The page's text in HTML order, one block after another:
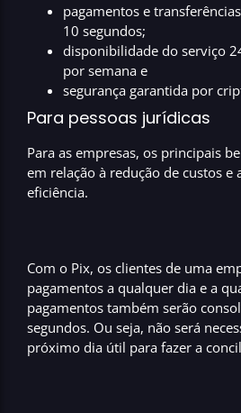
pagamentos e
10 segundos;
disponibilidade do serviço
por semana e
segurança garantida por
Para pessoas jurídicas
Para as empresas, os principais
em relação à redução de custos e
eficiência.
Com o Pix, os clientes de uma
pagamentos a qualquer dia e a
pagamentos também serão
segundos. Ou seja, não será
próximo dia útil para fazer a